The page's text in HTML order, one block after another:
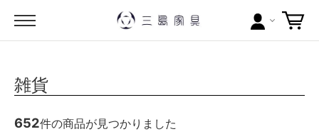
ブランドから探す
問い合わせ
雑貨
652件の商品が見つかりました